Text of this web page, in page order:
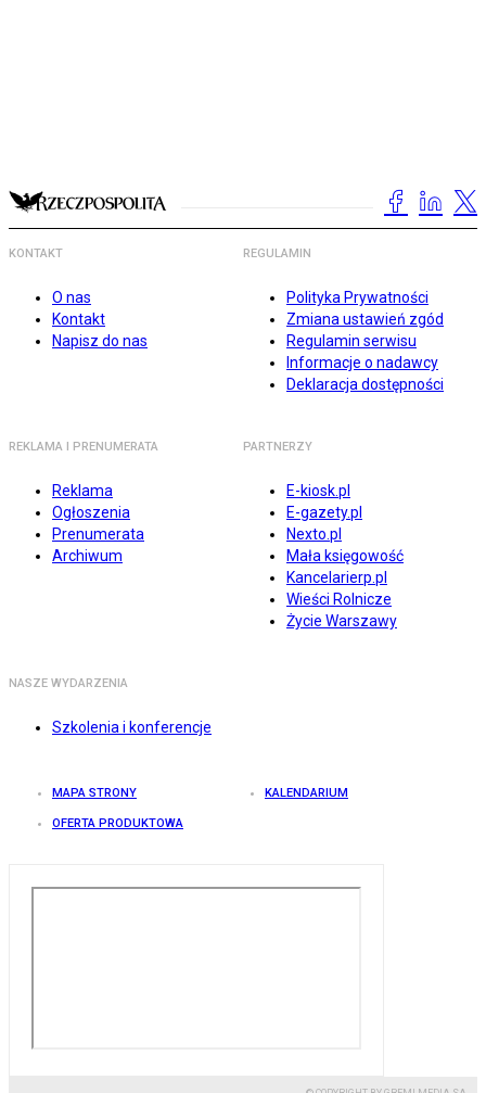
KONTAKT
O nas
Kontakt
Napisz do nas
REGULAMIN
Polityka Prywatności
Zmiana ustawień zgód
Regulamin serwisu
Informacje o nadawcy
Deklaracja dostępności
REKLAMA I PRENUMERATA
Reklama
Ogłoszenia
Prenumerata
Archiwum
PARTNERZY
E-kiosk.pl
E-gazety.pl
Nexto.pl
Mała księgowość
Kancelarierp.pl
Wieści Rolnicze
Życie Warszawy
NASZE WYDARZENIA
Szkolenia i konferencje
MAPA STRONY KALENDARIUM
OFERTA PRODUKTOWA